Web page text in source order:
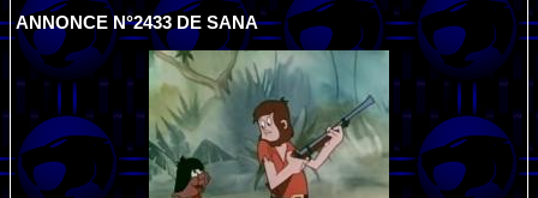
ANNONCE N°2433 DE SANA